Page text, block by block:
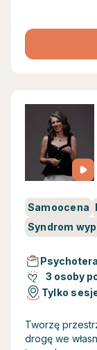
Samoocena
Syndrom
3 osoby
Tylko
Tworzę
drogę we